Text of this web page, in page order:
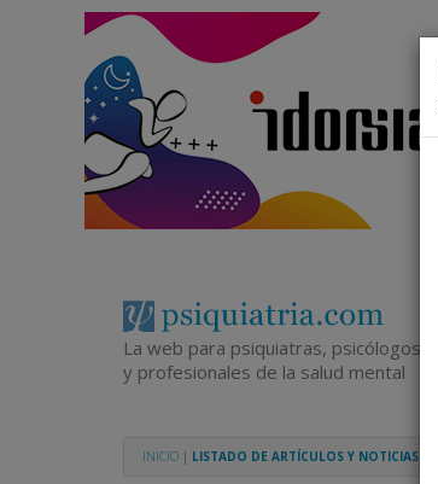
La web para psiquiatras, psicólogos
y profesionales de la salud mental
INICIO | LISTADO DE ARTÍCULOS Y NOTICIAS